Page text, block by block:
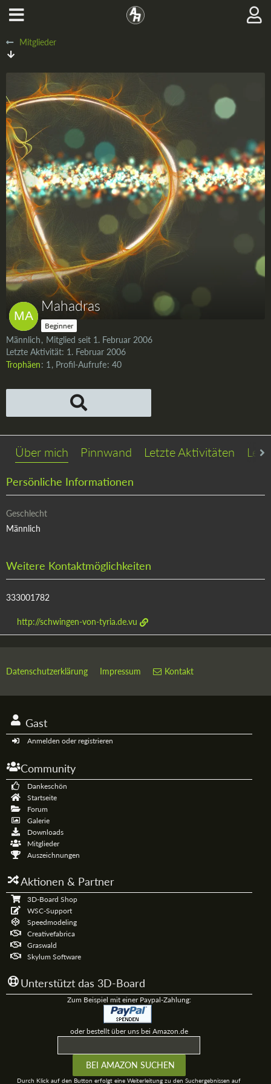
Mitglieder
Mahadras
Beginner
Männlich
Mitglied seit 1. Februar 2006
Letzte Aktivität: 1. Februar 2006
Trophäen
1 Profil-Aufrufe 40
Über mich Pinnwand Letzte Aktivitäten
Persönliche Informationen
Geschlecht
Männlich
Weitere Kontaktmöglichkeiten
333001782
http://schwingen-von-tyria.de.vu
Datenschutzerklärung Impressum Kontakt
Gast
Anmelden oder registrieren
Community
Dankeschön
Startseite
Forum
Galerie
Downloads
Mitglieder
Auszeichnungen
Aktionen & Partner
3D-Board Shop
WSC-Support
Speedmodeling
Creativefabrica
Graswald
Skylum Software
Unterstützt das 3D-Board
Zum Beispiel mit einer Paypal-Zahlung:
oder bestellt über uns bei Amazon.de
Durch Klick auf den Button erfolgt eine Weiterleitung zu den Suchergebnissen auf